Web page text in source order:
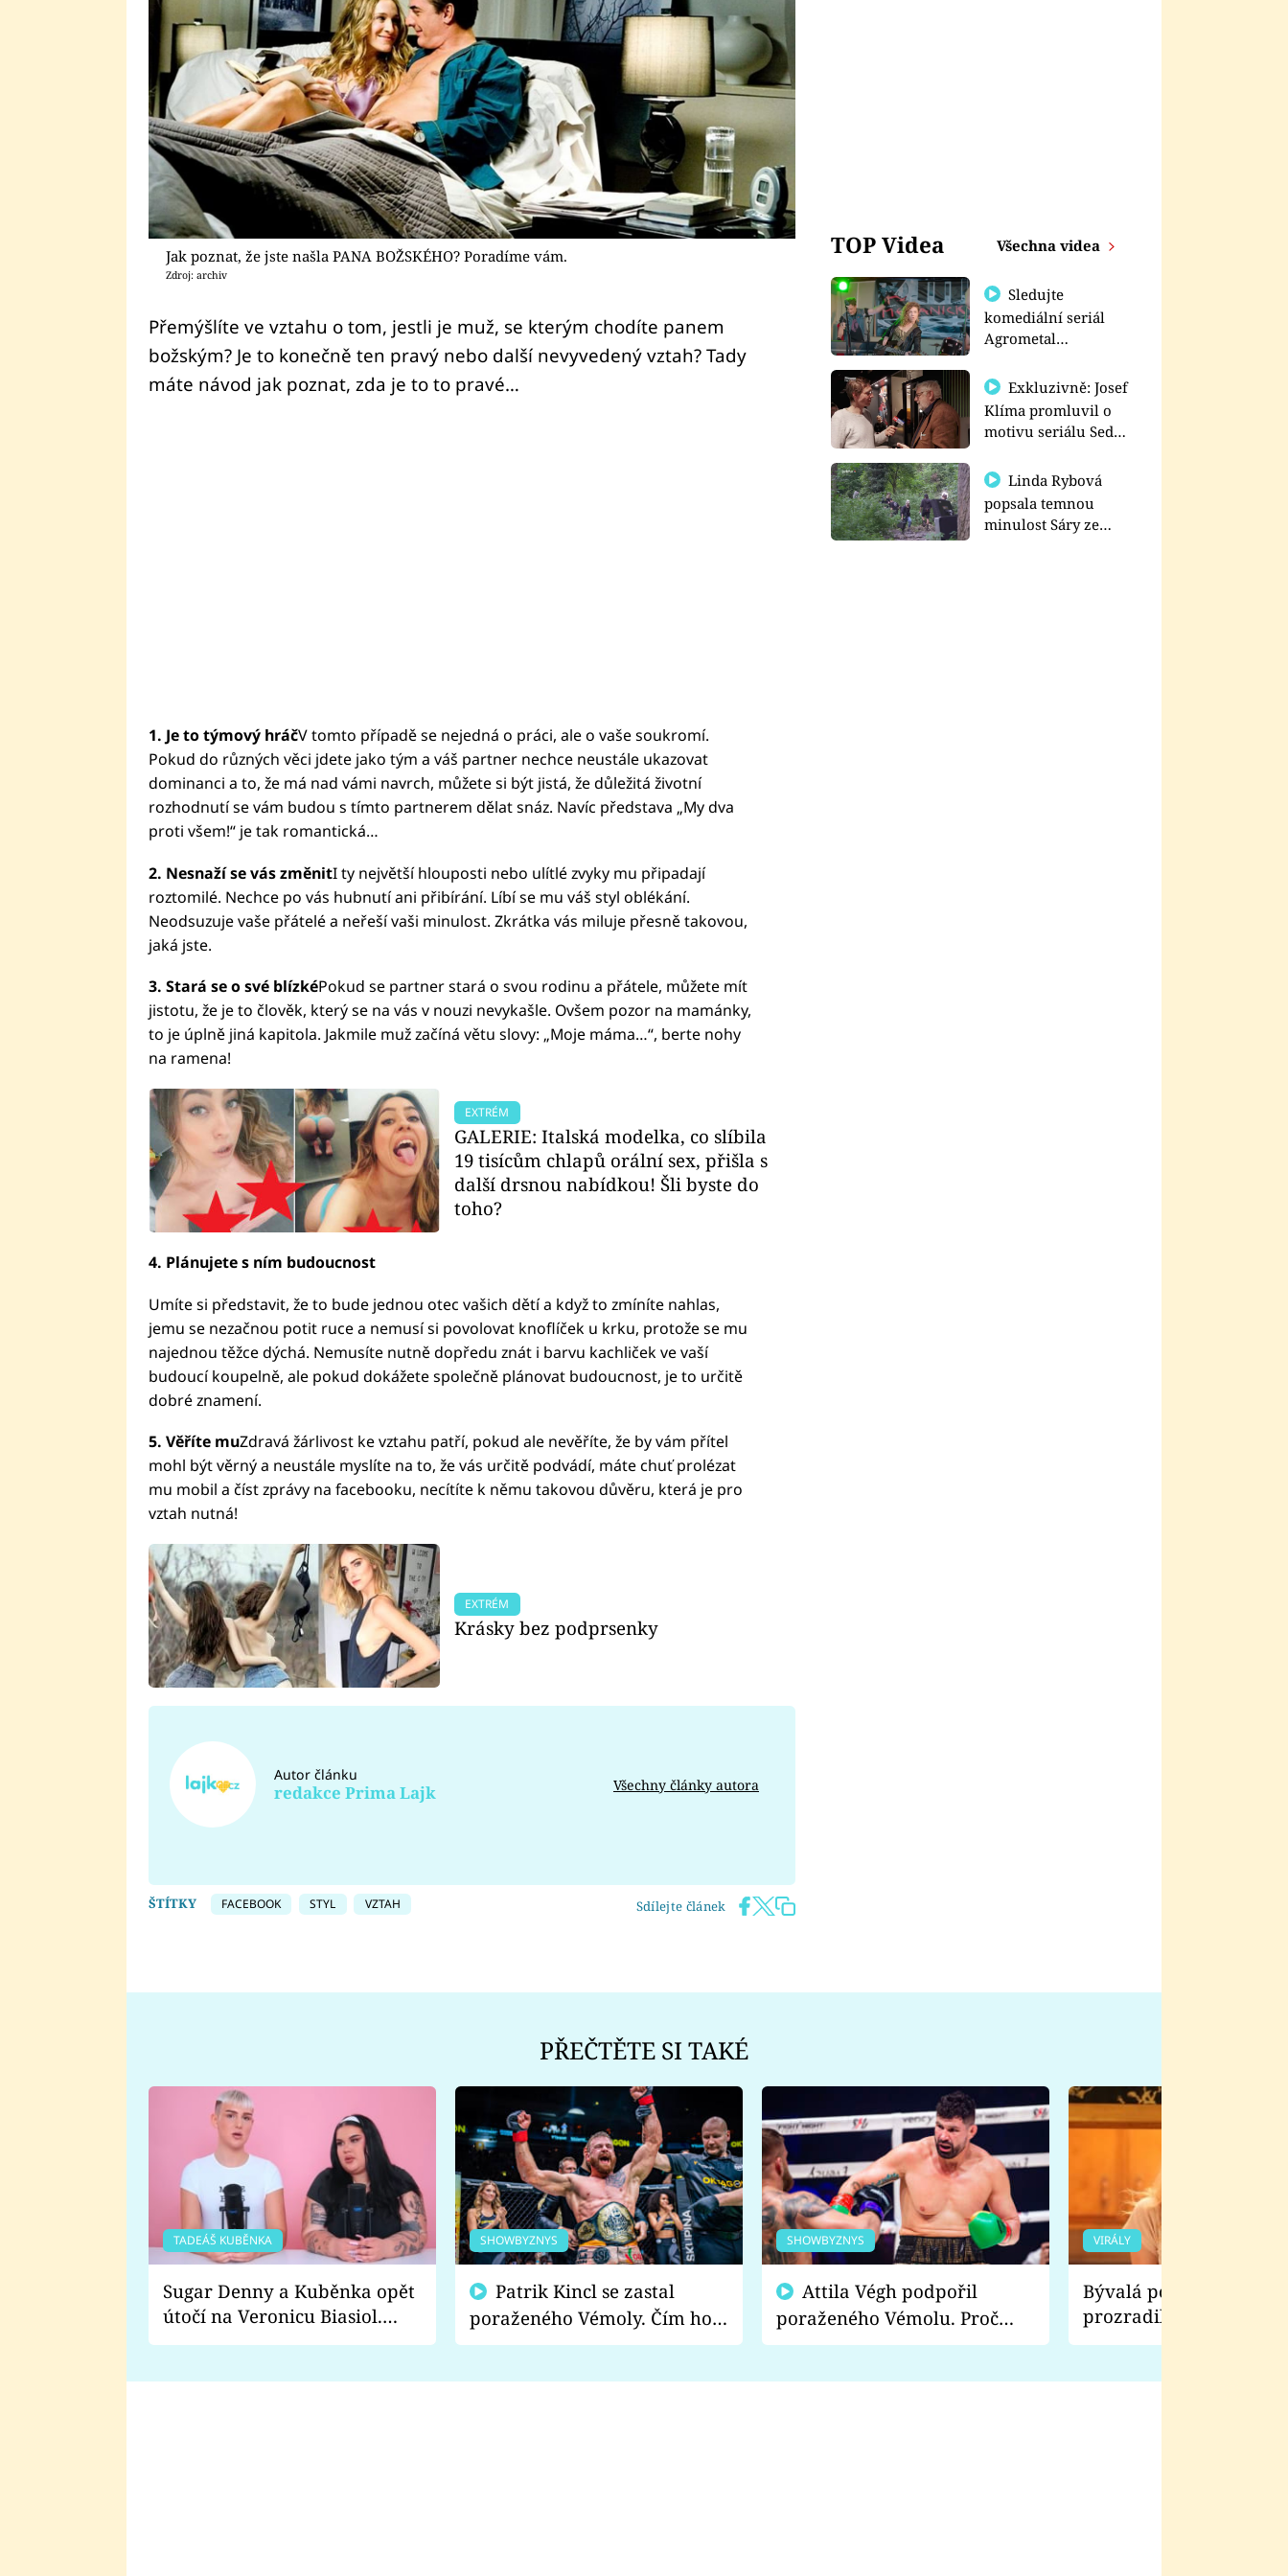
Jak poznat, že jste našla PANA BOŽSKÉHO? Poradíme vám.
Zdroj: archiv
Přemýšlíte ve vztahu o tom, jestli je muž, se kterým chodíte panem
božským? Je to konečně ten pravý nebo další nevyvedený vztah? Tady
máte návod jak poznat, zda je to to pravé…
1. Je to týmový hráčV tomto případě se nejedná o práci, ale o vaše soukromí.
Pokud do různých věci jdete jako tým a váš partner nechce neustále ukazovat
dominanci a to, že má nad vámi navrch, můžete si být jistá, že důležitá životní
rozhodnutí se vám budou s tímto partnerem dělat snáz. Navíc představa „My dva
proti všem!“ je tak romantická…
2. Nesnaží se vás změnitI ty největší hlouposti nebo ulítlé zvyky mu připadají
roztomilé. Nechce po vás hubnutí ani přibírání. Líbí se mu váš styl oblékání.
Neodsuzuje vaše přátelé a neřeší vaši minulost. Zkrátka vás miluje přesně takovou,
jaká jste.
3. Stará se o své blízkéPokud se partner stará o svou rodinu a přátele, můžete mít
jistotu, že je to člověk, který se na vás v nouzi nevykašle. Ovšem pozor na mamánky,
to je úplně jiná kapitola. Jakmile muž začíná větu slovy: „Moje máma…“, berte nohy
na ramena!
EXTRÉM
GALERIE: Italská modelka, co slíbila
19 tisícům chlapů orální sex, přišla s
další drsnou nabídkou! Šli byste do
toho?
4. Plánujete s ním budoucnost
Umíte si představit, že to bude jednou otec vašich dětí a když to zmíníte nahlas,
jemu se nezačnou potit ruce a nemusí si povolovat knoflíček u krku, protože se mu
najednou těžce dýchá. Nemusíte nutně dopředu znát i barvu kachliček ve vaší
budoucí koupelně, ale pokud dokážete společně plánovat budoucnost, je to určitě
dobré znamení.
5. Věříte muZdravá žárlivost ke vztahu patří, pokud ale nevěříte, že by vám přítel
mohl být věrný a neustále myslíte na to, že vás určitě podvádí, máte chuť prolézat
mu mobil a číst zprávy na facebooku, necítíte k němu takovou důvěru, která je pro
vztah nutná!
EXTRÉM
Krásky bez podprsenky
Autor článku
redakce Prima Lajk Všechny články autora
Sdílejte článek
ŠTÍTKY FACEBOOK STYL VZTAH
TOP Videa Všechna videa
Sledujte
komediální seriál
Agrometal
prima+
Exkluzivně: Josef
Klíma promluvil o
motivu seriálu Sedm
Linda Rybová
popsala temnou
minulost Sáry ze
PŘEČTĚTE SI TAKÉ
TADEÁŠ KUBĚNKA
Sugar Denny a Kuběnka opět
útočí na Veronicu Biasiol.
Proč je podle nich falešná a
SHOWBYZNYS
poraženého Vémoly. Čím ho
fanoušci naštvali?
SHOWBYZNYS
poraženého Vémolu. Proč
chce raději zápasit s ním než
VIRÁLY
Bývalá pornoherečka
prozradila, co ji
natáčení Euforie.